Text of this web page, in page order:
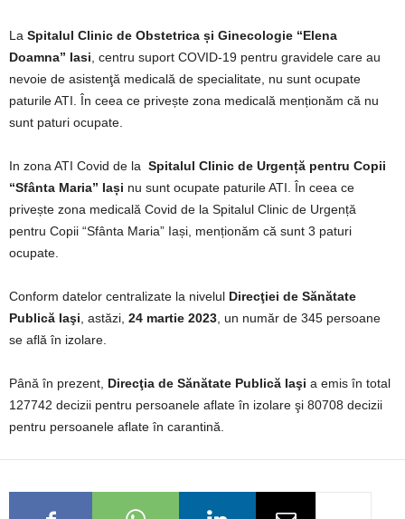
La Spitalul Clinic de Obstetrica și Ginecologie “Elena
Doamna” Iasi , centru suport COVID-19 pentru gravidele care au
nevoie de asistenţă medicală de specialitate, nu sunt ocupate
paturile ATI. În ceea ce privește zona medicală menționăm că nu
sunt paturi ocupate.
In zona ATI Covid de la Spitalul Clinic de Urgență pentru Copii
“Sfânta Maria” Iași nu sunt ocupate paturile ATI. În ceea ce
privește zona medicală Covid de la Spitalul Clinic de Urgență
pentru Copii “Sfânta Maria” Iași, menționăm că sunt 3 paturi
ocupate.
Conform datelor centralizate la nivelul Direcţiei de Sănătate
Publică Iaşi , astăzi, 24 martie 2023 , un număr de 345 persoane
se află în izolare.
Până în prezent, Direcţia de Sănătate Publică Iaşi a emis în total
127742 decizii pentru persoanele aflate în izolare şi 80708 decizii
pentru persoanele aflate în carantină.